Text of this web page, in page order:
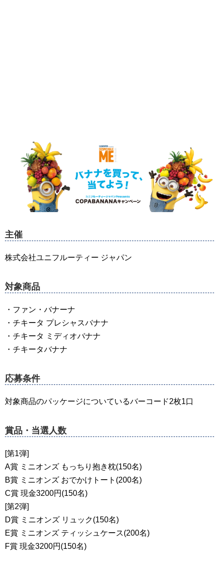
主催
株式会社ユニフルーティー ジャパン
対象商品
・ファン・バナーナ
・チキータ プレシャスバナナ
・チキータ ミディオバナナ
・チキータバナナ
応募条件
対象商品のパッケージについているバーコード2枚1口
賞品・当選人数
[第1弾]
A賞 ミニオンズ もっちり抱き枕(150名)
B賞 ミニオンズ おでかけトート(200名)
C賞 現金3200円(150名)
[第2弾]
D賞 ミニオンズ リュック(150名)
E賞 ミニオンズ ティッシュケース(200名)
F賞 現金3200円(150名)